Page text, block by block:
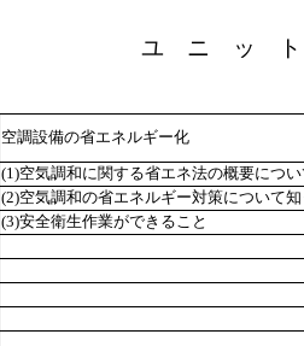
ユ ニ ッ
空調設備の省エネルギー化
(1)空気調和に関する省エネ法の概要につ
(2)空気調和の省エネルギー対策について
(3)安全衛生作業ができること